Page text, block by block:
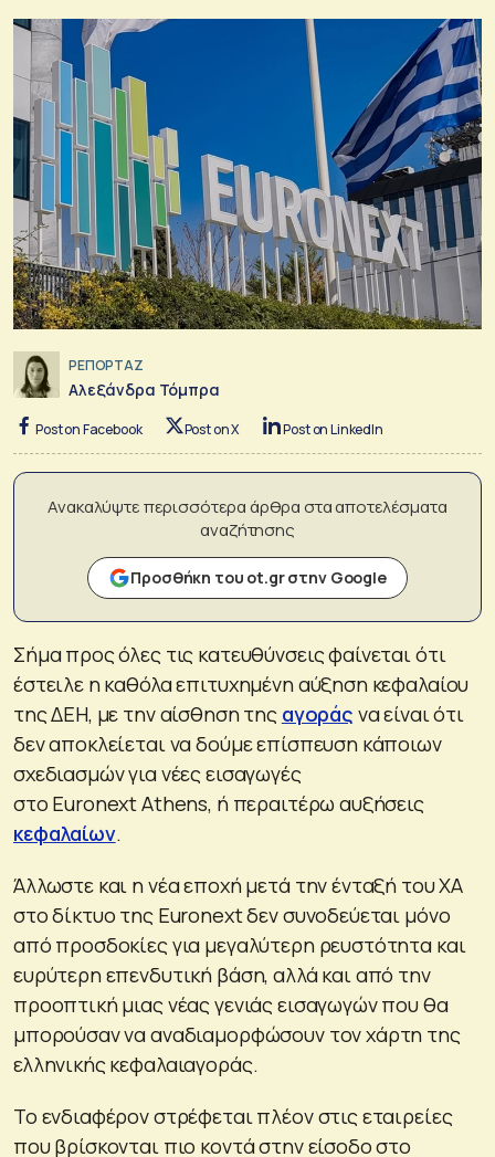
ΡΕΠΟΡΤΑΖ
Αλεξάνδρα Τόμπρα
Post on Facebook Post on X Post on LinkedIn
Ανακαλύψτε περισσότερα άρθρα στα αποτελέσματα
αναζήτησης
Προσθήκη του ot.gr στην Google
Σήμα προς όλες τις κατευθύνσεις φαίνεται ότι
έστειλε η καθόλα επιτυχημένη αύξηση κεφαλαίου
της ΔΕΗ, με την αίσθηση της αγοράς να είναι ότι
δεν αποκλείεται να δούμε επίσπευση κάποιων
σχεδιασμών για νέες εισαγωγές
στο Euronext Athens, ή περαιτέρω αυξήσεις
κεφαλαίων.
Άλλωστε και η νέα εποχή μετά την ένταξή του ΧΑ
στο δίκτυο της Euronext δεν συνοδεύεται μόνο
από προσδοκίες για μεγαλύτερη ρευστότητα και
ευρύτερη επενδυτική βάση, αλλά και από την
προοπτική μιας νέας γενιάς εισαγωγών που θα
μπορούσαν να αναδιαμορφώσουν τον χάρτη της
ελληνικής κεφαλαιαγοράς.
Το ενδιαφέρον στρέφεται πλέον στις εταιρείες
που βρίσκονται πιο κοντά στην είσοδο στο